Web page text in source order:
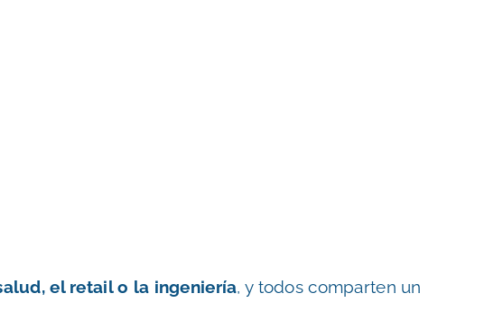
el retail o la ingeniería, y todos comparten un